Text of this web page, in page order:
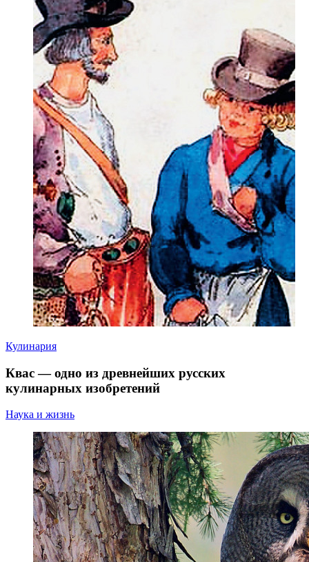
Кулинария
Квас — одно из древнейших русских
кулинарных изобретений
Наука и жизнь